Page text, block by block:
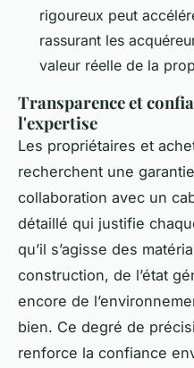
rigoureux peut
rassurant les
valeur réelle de la
Transparence et
l'expertise
Les propriétaires et
recherchent une
collaboration avec un
détaillé qui justifie
qu’il s’agisse des
construction, de l’état
encore de
bien. Ce degré de
renforce la confiance